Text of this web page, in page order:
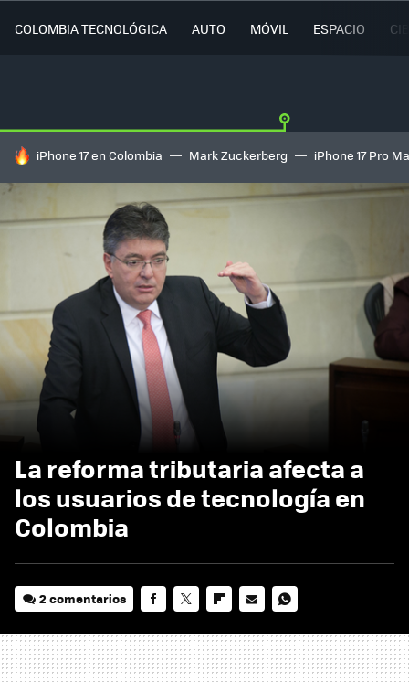
COLOMBIA TECNOLÓGICA AUTO MÓVIL ESPACIO
HOY SE HABLA DE
iPhone 17 en Colombia Mark Zuckerberg iPhone 17 Pro
La reforma tributaria afecta a
los usuarios de tecnología en
Colombia
2 comentarios
MAIL